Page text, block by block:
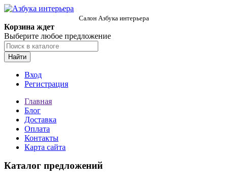
Салон Азбука интерьера
Корзина ждет
Выберите любое предложение
Найти
Вход
Регистрация
Главная
Блог
Доставка
Оплата
Контакты
Карта сайта
Каталог предложений